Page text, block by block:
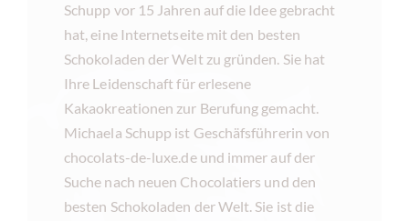
Schupp vor 15 Jahren auf die Idee gebracht
hat, eine Internetseite mit den besten
Schokoladen der Welt zu gründen. Sie hat
Ihre Leidenschaft für erlesene
Kakaokreationen zur Berufung gemacht.
Michaela Schupp ist Geschäfsführerin von
chocolats-de-luxe.de und immer auf der
Suche nach neuen Chocolatiers und den
besten Schokoladen der Welt. Sie ist die